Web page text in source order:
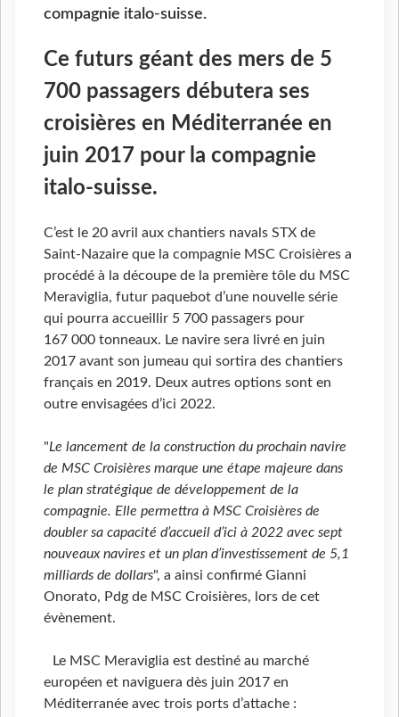
compagnie italo-suisse.
Ce futurs géant des mers de 5
700 passagers débutera ses
croisières en Méditerranée en
juin 2017 pour la compagnie
italo-suisse.
C’est le 20 avril aux chantiers navals STX de
Saint-Nazaire que la compagnie MSC Croisières a
procédé à la découpe de la première tôle du MSC
Meraviglia, futur paquebot d’une nouvelle série
qui pourra accueillir 5 700 passagers pour
167 000 tonneaux. Le navire sera livré en juin
2017 avant son jumeau qui sortira des chantiers
français en 2019. Deux autres options sont en
outre envisagées d’ici 2022.
"Le lancement de la construction du prochain navire
de MSC Croisières marque une étape majeure dans
le plan stratégique de développement de la
compagnie. Elle permettra à MSC Croisières de
doubler sa capacité d’accueil d’ici à 2022 avec sept
nouveaux navires et un plan d’investissement de 5,1
milliards de dollars", a ainsi confirmé Gianni
Onorato, Pdg de MSC Croisières, lors de cet
évènement.
Le MSC Meraviglia est destiné au marché
européen et naviguera dès juin 2017 en
Méditerranée avec trois ports d’attache :